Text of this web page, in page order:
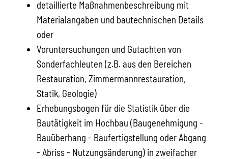
detaillierte Maßnahmenbeschreibung mit
Materialangaben und bautechnischen Details
oder
Voruntersuchungen und Gutachten von
Sonderfachleuten (z.B. aus den Bereichen
Restauration, Zimmermannrestauration,
Statik, Geologie)
Erhebungsbogen für die Statistik über die
Bautätigkeit im Hochbau (Baugenehmigung -
Bauüberhang - Baufertigstellung oder Abgang
- Abriss - Nutzungsänderung) in zweifacher